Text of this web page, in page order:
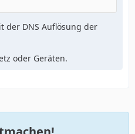
der DNS Auflösung der
oder Geräten.